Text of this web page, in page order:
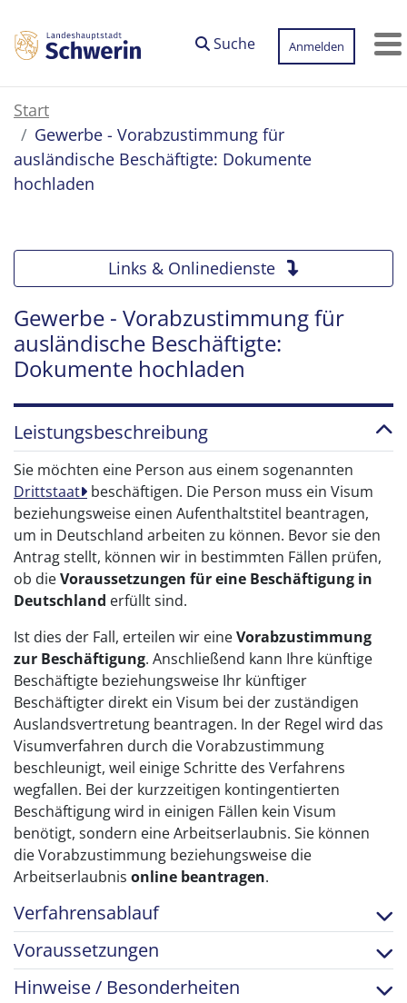
Suche
Anmelden
Start
Gewerbe - Vorabzustimmung für
ausländische Beschäftigte: Dokumente
hochladen
Links & Onlinedienste
Gewerbe - Vorabzustimmung für
ausländische Beschäftigte:
Dokumente hochladen
Leistungsbeschreibung
Sie möchten eine Person aus einem sogenannten
Drittstaat beschäftigen. Die Person muss ein Visum
beziehungsweise einen Aufenthaltstitel beantragen,
um in Deutschland arbeiten zu können. Bevor sie den
Antrag stellt, können wir in bestimmten Fällen prüfen,
ob dieVoraussetzungen für eine Beschäftigung in
Deutschland erfüllt sind.
Ist dies der Fall, erteilen wir eineVorabzustimmung
zur Beschäftigung. Anschließend kann Ihre künftige
Beschäftigte beziehungsweise Ihr künftiger
Beschäftigter direkt ein Visum bei der zuständigen
Auslandsvertretung beantragen. In der Regel wird das
Visumverfahren durch die Vorabzustimmung
beschleunigt, weil einige Schritte des Verfahrens
wegfallen. Bei der kurzzeitigen kontingentierten
Beschäftigung wird in einigen Fällen kein Visum
benötigt, sondern eine Arbeitserlaubnis. Sie können
die Vorabzustimmung beziehungsweise die
Arbeitserlaubnis online beantragen.
Verfahrensablauf
Voraussetzungen
Hinweise / Besonderheiten